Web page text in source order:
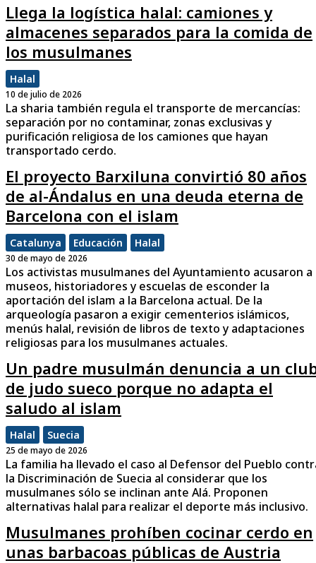
Llega la logística halal: camiones y
almacenes separados para la comida de
los musulmanes
Halal
10 de julio de 2026
La sharia también regula el transporte de mercancías:
separación por no contaminar, zonas exclusivas y
purificación religiosa de los camiones que hayan
transportado cerdo.
El proyecto Barxiluna convirtió 80 años
de al-Ándalus en una deuda eterna de
Barcelona con el islam
Catalunya Educación Halal
30 de mayo de 2026
Los activistas musulmanes del Ayuntamiento acusaron a
museos, historiadores y escuelas de esconder la
aportación del islam a la Barcelona actual. De la
arqueología pasaron a exigir cementerios islámicos,
menús halal, revisión de libros de texto y adaptaciones
religiosas para los musulmanes actuales.
Un padre musulmán denuncia a un
de judo sueco porque no adapta el
saludo al islam
Halal Suecia
25 de mayo de 2026
La familia ha llevado el caso al Defensor del Pueblo
la Discriminación de Suecia al considerar que los
musulmanes sólo se inclinan ante Alá. Proponen
alternativas halal para realizar el deporte más inclusivo.
Musulmanes prohíben cocinar cerdo en
unas barbacoas públicas de Austria